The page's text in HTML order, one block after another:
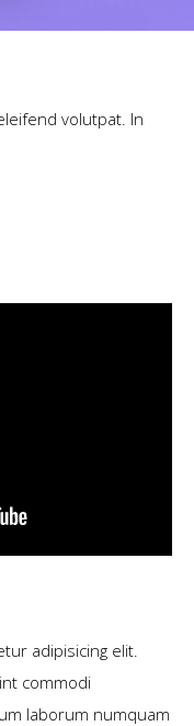
volutpat. In
adipisicing elit.
commodi
laborum numquam